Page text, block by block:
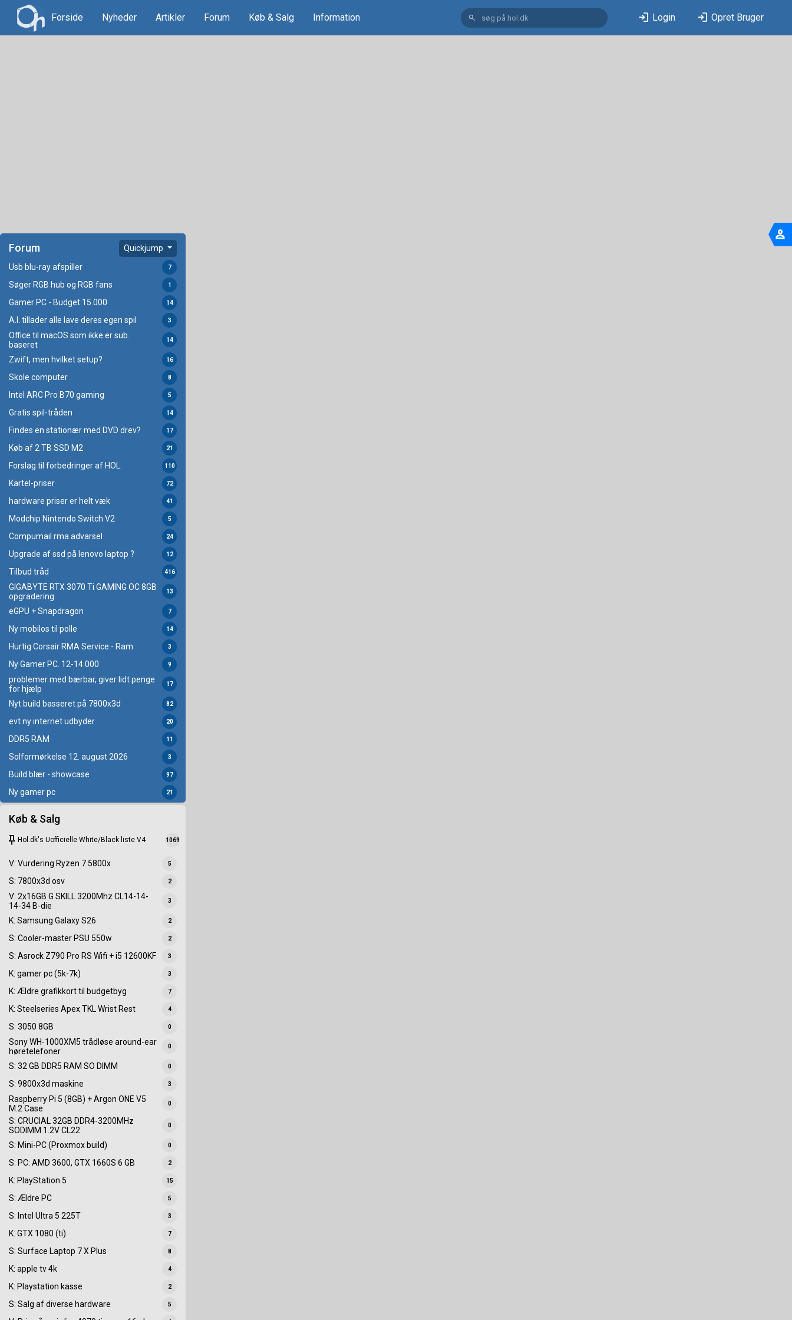
Forside Nyheder Artikler Forum Køb & Salg Information search login Login login Opret Bruger
Forum Quickjump
Usb blu-ray afspiller 7
Søger RGB hub og RGB fans 1
Gamer PC - Budget 15.000 14
A.I. tillader alle lave deres egen spil 3
Office til macOS som ikke er sub.
baseret
14
Zwift, men hvilket setup? 16
Skole computer 8
Intel ARC Pro B70 gaming 5
Gratis spil-tråden 14
Findes en stationær med DVD drev? 17
Køb af 2 TB SSD M2 21
Forslag til forbedringer af HOL. 110
Kartel-priser 72
hardware priser er helt væk 41
Modchip Nintendo Switch V2 5
Compumail rma advarsel 24
Upgrade af ssd på lenovo laptop ? 12
Tilbud tråd 416
GIGABYTE RTX 3070 Ti GAMING OC 8GB
opgradering
13
eGPU + Snapdragon 7
Ny mobilos til polle 14
Hurtig Corsair RMA Service - Ram 3
Ny Gamer PC. 12-14.000 9
problemer med bærbar, giver lidt penge
for hjælp
17
Nyt build basseret på 7800x3d 82
evt ny internet udbyder 20
DDR5 RAM 11
Solformørkelse 12. august 2026 3
Build blær - showcase 97
Ny gamer pc 21
Køb & Salg
keep Hol.dk's Uofficielle White/Black liste V4 1069
V: Vurdering Ryzen 7 5800x 5
S: 7800x3d osv 2
V: 2x16GB G SKILL 3200Mhz CL14-14-
14-34 B-die
3
K: Samsung Galaxy S26 2
S: Cooler-master PSU 550w 2
S: Asrock Z790 Pro RS Wifi + i5 12600KF 3
K: gamer pc (5k-7k) 3
K: Ældre grafikkort til budgetbyg 7
K: Steelseries Apex TKL Wrist Rest 4
S: 3050 8GB 0
Sony WH-1000XM5 trådløse around-ear
høretelefoner
0
S: 32 GB DDR5 RAM SO DIMM 0
S: 9800x3d maskine 3
Raspberry Pi 5 (8GB) + Argon ONE V5
M.2 Case
0
S: CRUCIAL 32GB DDR4-3200MHz
SODIMM 1.2V CL22
0
S: Mini-PC (Proxmox build) 0
S: PC: AMD 3600, GTX 1660S 6 GB 2
K: PlayStation 5 15
S: Ældre PC 5
S: Intel Ultra 5 225T 3
K: GTX 1080 (ti) 7
S: Surface Laptop 7 X Plus 8
K: apple tv 4k 4
K: Playstation kasse 2
S: Salg af diverse hardware 5
person